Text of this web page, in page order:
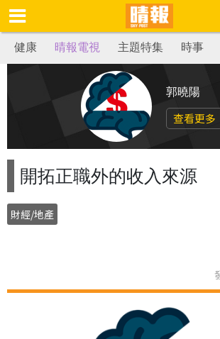
健康 晴報電視 主題特集 時事
郭曉陽
查看更多
開拓正職外的收入來源
財經/地產